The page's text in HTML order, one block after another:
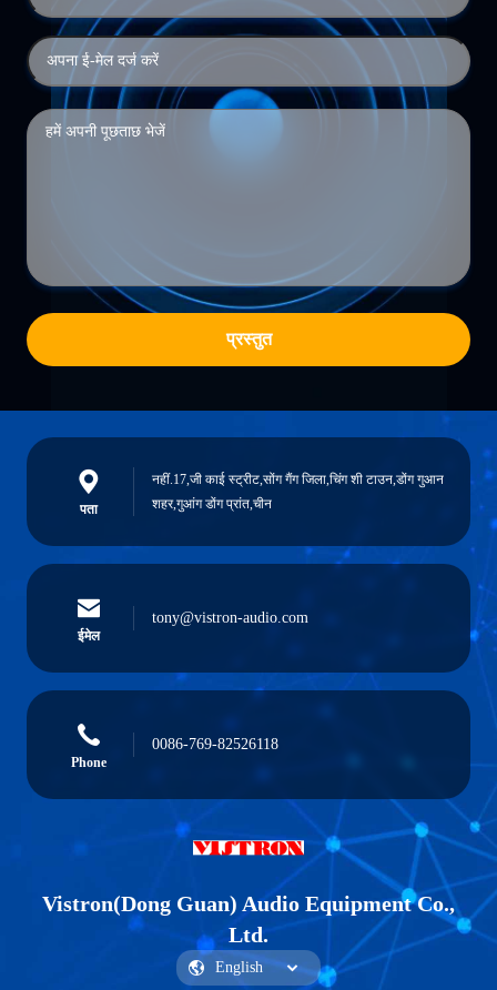
प्रस्तुत
पता
नहीं.17,जी काई स्ट्रीट,सोंग गैंग जिला,चिंग शी टाउन,डोंग गुआन
शहर,गुआंग डोंग प्रांत,चीन
ईमेल
tony@vistron-audio.com
Phone
0086-769-82526118
Vistron(Dong Guan) Audio Equipment Co.,
Ltd.